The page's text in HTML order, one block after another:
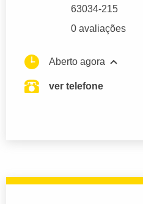
63034-215
0 avaliações
Aberto agora
ver telefone